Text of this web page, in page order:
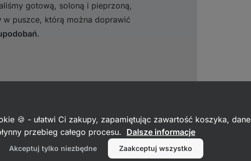
gotową, soloną i pieprzoną,
w puszce, którą można doprawić
.
🍪 - ułatwi Ci zakupy, zapamiętując zawartość koszyka, dane
przebieg całego procesu. Dalsze informacje
Akceptuj tylko niezbędne Zaakceptuj wszystko